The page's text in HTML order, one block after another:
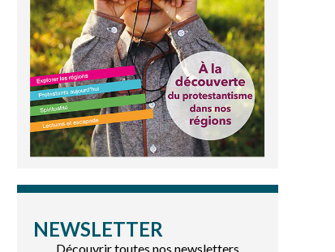
NEWSLETTER
Découvrir toutes nos newsletters